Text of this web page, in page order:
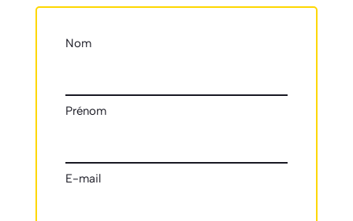
Nom
Prénom
E-mail